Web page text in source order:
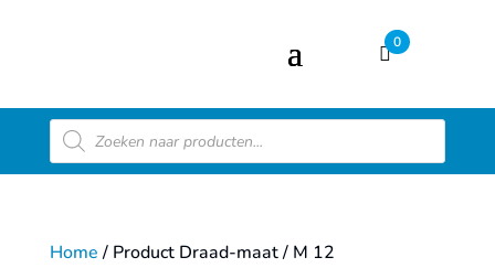
0
Producten
zoeken
Home/ Product Draad-maat / M 12